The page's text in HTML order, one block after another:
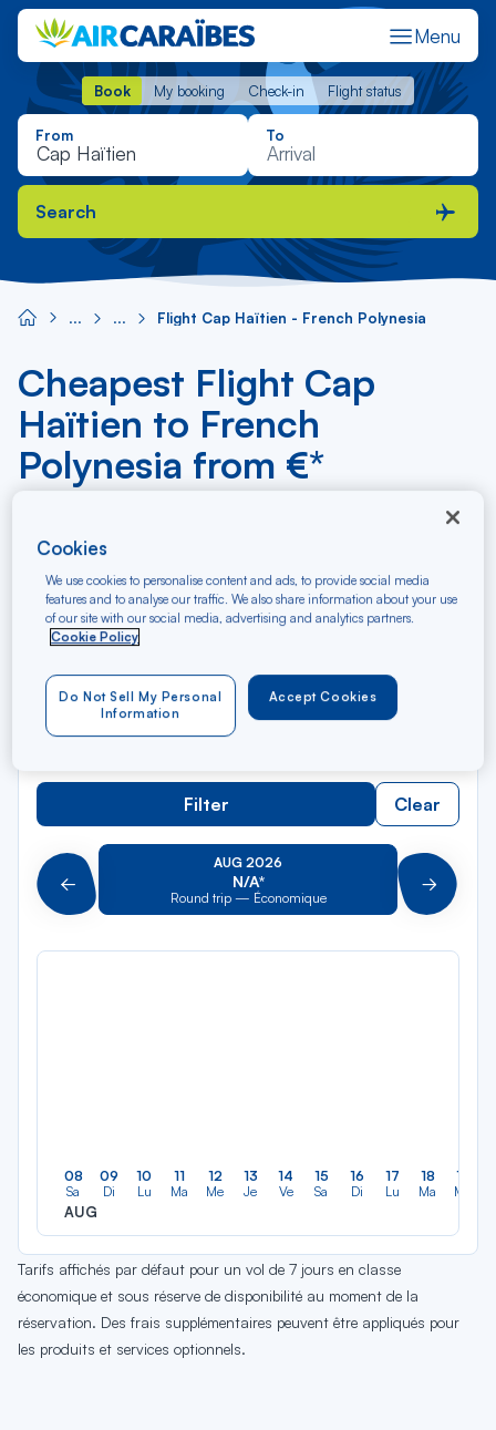
Menu
Book My booking Check-in Flight status
Book My booking Check-in Flight status
From To
Search
Flight Cap Haïtien - French Polynesia
Cheapest Flight Cap
Haïtien to French
Polynesia from €*
From
Cap Haïtien
To
Arriving at
Type of travel
Round trip One way
Filter Clear
Précédent
AUG 2026
N/A*
Round trip — Économique Suivant
08
Sa
AUG
09
Di
10
Lu
11
Ma
12
Me
13
Je
14
Ve
15
Sa
16
Di
17
Lu
18
Ma
19
Me
Tarifs affichés par défaut pour un vol de 7 jours en classe
économique et sous réserve de disponibilité au moment de la
réservation. Des frais supplémentaires peuvent être appliqués pour
les produits et services optionnels.
Cookies
We use cookies to personalise content and ads, to provide social media
features and to analyse our traffic. We also share information about your use
of our site with our social media, advertising and analytics partners.
Cookie Policy
Accept Cookies
Do Not Sell My Personal
Information